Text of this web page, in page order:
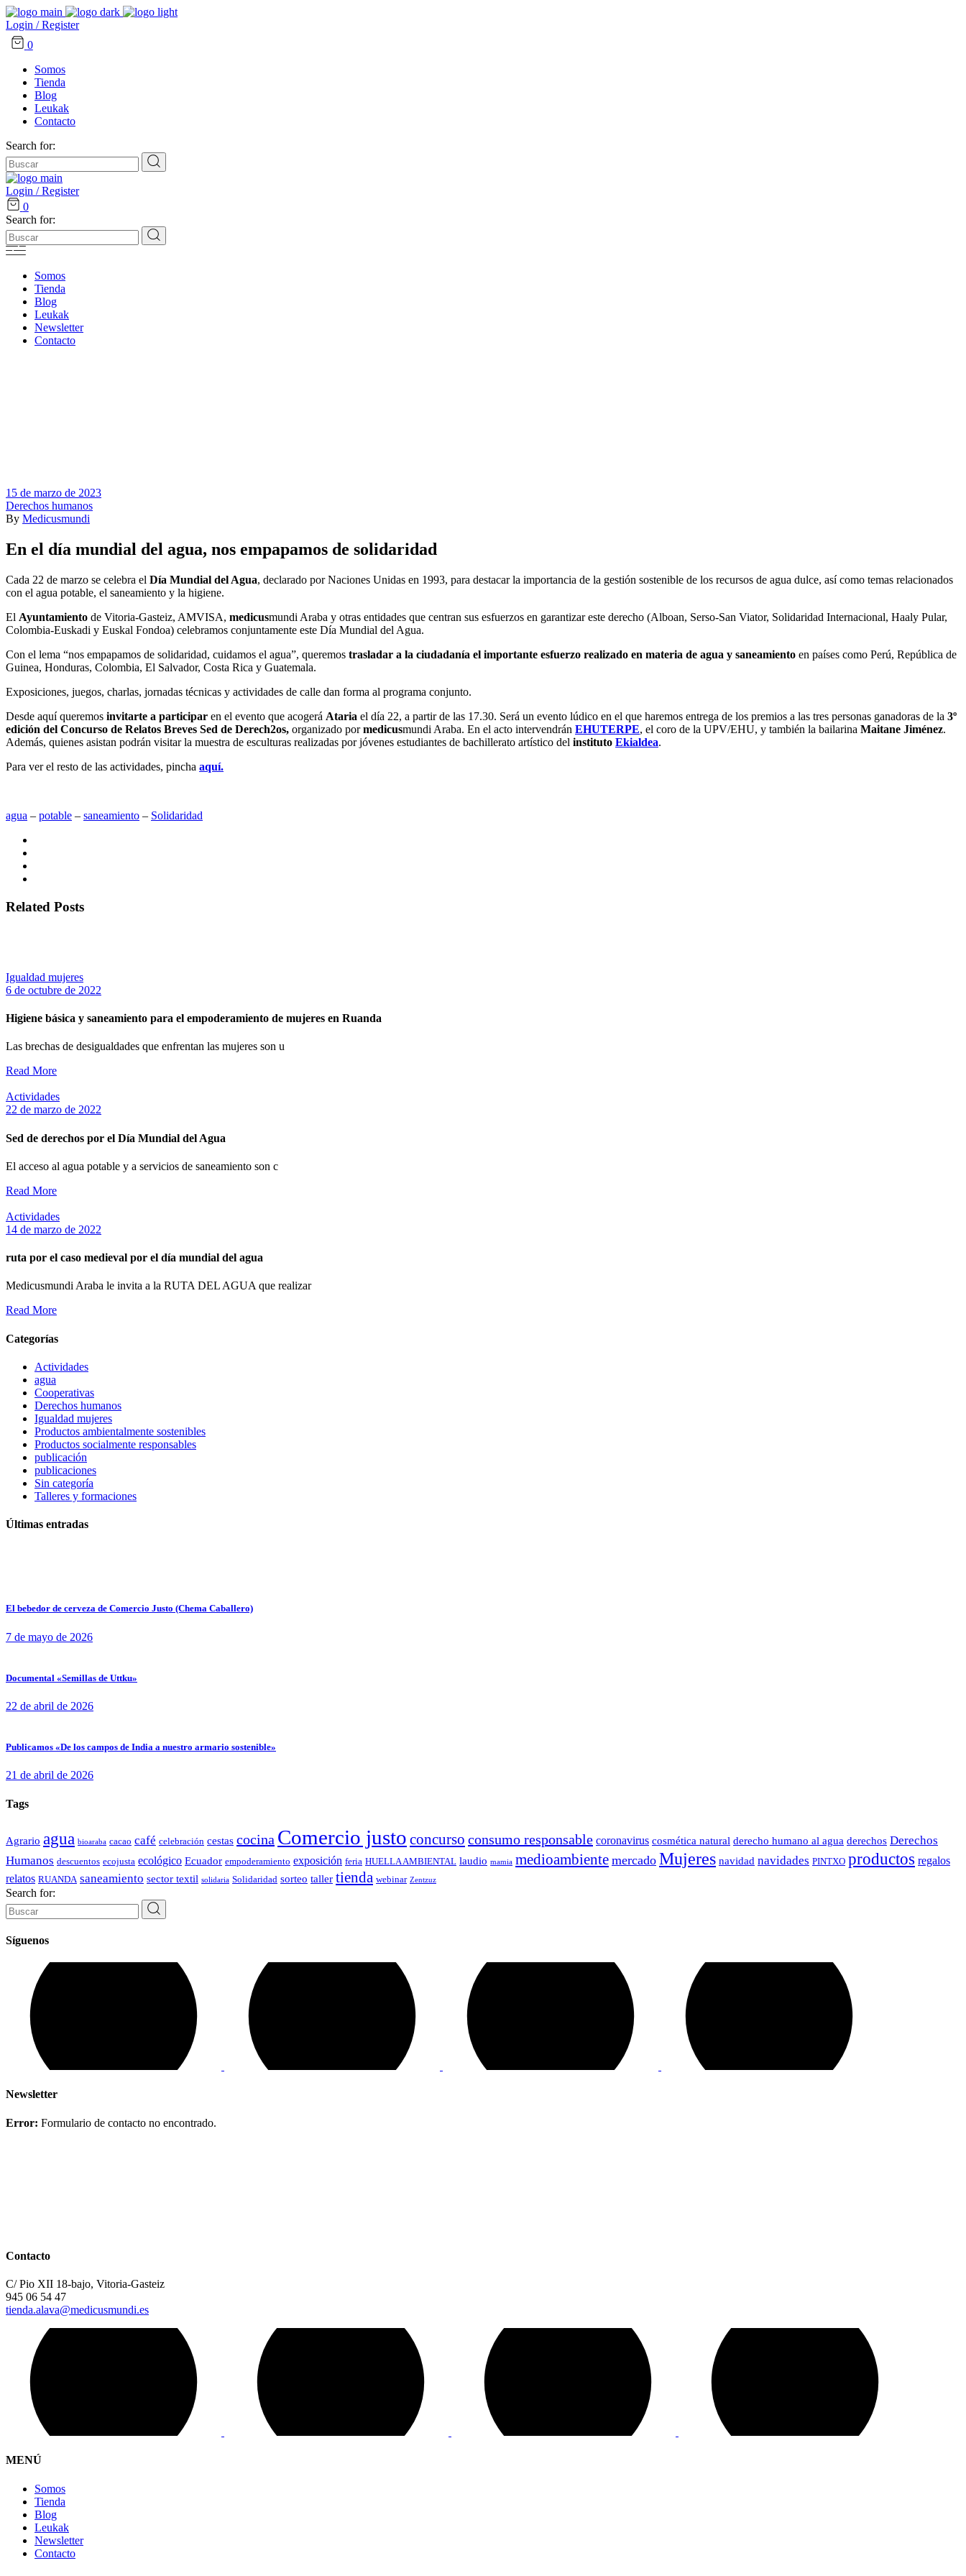
Login / Register
0
Somos
Tienda
Blog
Leukak
Contacto
Search for:
Login / Register
0
Search for:
Somos
Tienda
Blog
Leukak
Newsletter
Contacto
15 de marzo de 2023
Derechos humanos
By Medicusmundi
En el día mundial del agua, nos empapamos de solidaridad
Cada 22 de marzo se celebra el Día Mundial del Agua, declarado por Naciones Unidas en 1993, para destacar la importancia de la gestión sostenible de los recursos de agua dulce, así como temas relacionados
con el agua potable, el saneamiento y la higiene.
El Ayuntamiento de Vitoria-Gasteiz, AMVISA, medicusmundi Araba y otras entidades que centran sus esfuerzos en garantizar este derecho (Alboan, Serso-San Viator, Solidaridad Internacional, Haaly Pular,
Colombia-Euskadi y Euskal Fondoa) celebramos conjuntamente este Día Mundial del Agua.
Con el lema “nos empapamos de solidaridad, cuidamos el agua”, queremos trasladar a la ciudadanía el importante esfuerzo realizado en materia de agua y saneamiento en países como Perú, República de
Guinea, Honduras, Colombia, El Salvador, Costa Rica y Guatemala.
Exposiciones, juegos, charlas, jornadas técnicas y actividades de calle dan forma al programa conjunto.
Desde aquí queremos invitarte a participar en el evento que acogerá Ataria el día 22, a partir de las 17.30. Será un evento lúdico en el que haremos entrega de los premios a las tres personas ganadoras de la 3º
edición del Concurso de Relatos Breves Sed de Derech2os, organizado pormedicusmundi Araba. En el acto intervendrán EHUTERPE, el coro de la UPV/EHU, y también la bailarina Maitane Jiménez.
Además, quienes asistan podrán visitar la muestra de esculturas realizadas por jóvenes estudiantes de bachillerato artístico del instituto Ekialdea.
Para ver el resto de las actividades, pincha aquí.
agua ‒ potable ‒ saneamiento ‒ Solidaridad
Related Posts
Igualdad mujeres
6 de octubre de 2022
Higiene básica y saneamiento para el empoderamiento de mujeres en Ruanda
Las brechas de desigualdades que enfrentan las mujeres son u
Read More
Actividades
22 de marzo de 2022
Sed de derechos por el Día Mundial del Agua
El acceso al agua potable y a servicios de saneamiento son c
Read More
Actividades
14 de marzo de 2022
ruta por el caso medieval por el día mundial del agua
Medicusmundi Araba le invita a la RUTA DEL AGUA que realizar
Read More
Categorías
Actividades
agua
Cooperativas
Derechos humanos
Igualdad mujeres
Productos ambientalmente sostenibles
Productos socialmente responsables
publicación
publicaciones
Sin categoría
Talleres y formaciones
Últimas entradas
El bebedor de cerveza de Comercio Justo (Chema Caballero)
7 de mayo de 2026
Documental «Semillas de Uttku»
22 de abril de 2026
Publicamos «De los campos de India a nuestro armario sostenible»
21 de abril de 2026
Tags
Agrario agua bioaraba cacao café celebración cestas cocina Comercio justo concurso consumo responsable coronavirus cosmética natural derecho humano al agua derechos Derechos
Humanos descuentos ecojusta ecológico Ecuador empoderamiento exposición feria HUELLA AMBIENTAL laudio mamia medioambiente mercado Mujeres navidad navidades PINTXO productos regalos
relatos RUANDA saneamiento sector textil solidaria Solidaridad sorteo taller tienda webinar Zentzuz
Search for:
Síguenos
Newsletter
Error: Formulario de contacto no encontrado.
Contacto
C/ Pio XII 18-bajo, Vitoria-Gasteiz
945 06 54 47
tienda.alava@medicusmundi.es
MENÚ
Somos
Tienda
Blog
Leukak
Newsletter
Contacto